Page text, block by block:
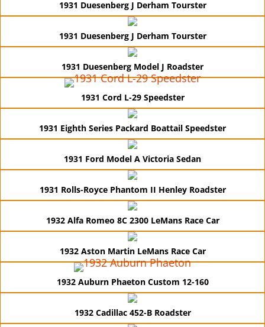
1931 Duesenberg J Derham Tourster
1931 Duesenberg J Derham Tourster
1931 Duesenberg Model J Roadster
1931 Cord L-29 Speedster
1931 Eighth Series Packard Boattail Speedster
1931 Ford Model A Victoria Sedan
1931 Rolls-Royce Phantom II Henley Roadster
1932 Alfa Romeo 8C 2300 LeMans Race Car
1932 Aston Martin LeMans Race Car
1932 Auburn Phaeton Custom 12-160
1932 Cadillac 452-B Roadster